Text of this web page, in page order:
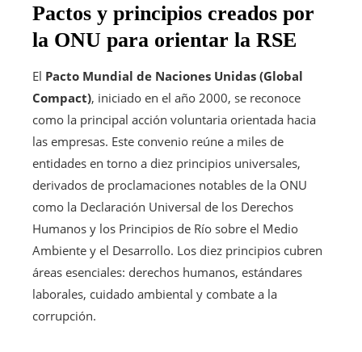
Pactos y principios creados por
la ONU para orientar la RSE
El Pacto Mundial de Naciones Unidas (Global
Compact), iniciado en el año 2000, se reconoce
como la principal acción voluntaria orientada hacia
las empresas. Este convenio reúne a miles de
entidades en torno a diez principios universales,
derivados de proclamaciones notables de la ONU
como la Declaración Universal de los Derechos
Humanos y los Principios de Río sobre el Medio
Ambiente y el Desarrollo. Los diez principios cubren
áreas esenciales: derechos humanos, estándares
laborales, cuidado ambiental y combate a la
corrupción.